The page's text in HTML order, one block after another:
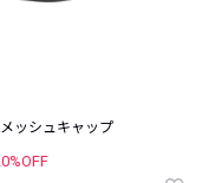
ッシュキャップ